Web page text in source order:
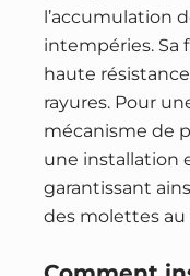
l’accumulation
intempéries.
haute
rayures. Pour
mécanisme de
une installation
garantissant
des molettes au